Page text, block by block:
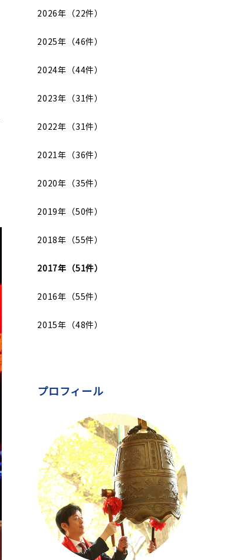
2026年（22件）
2025年（46件）
2024年（44件）
2023年（31件）
2022年（31件）
2021年（36件）
2020年（35件）
2019年（50件）
2018年（55件）
2017年（51件）
2016年（55件）
2015年（48件）
プロフィール